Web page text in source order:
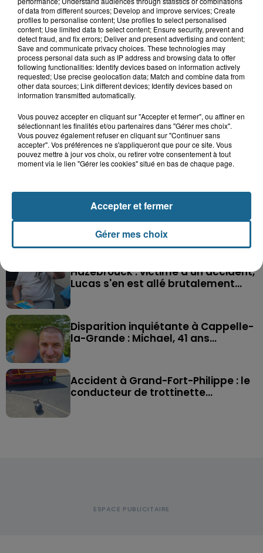
LE TOP DE L'ACTU
Saint-Omer : un enfant gravement brûlé
après l'explosion d'un jouet...
Hazebrouck : victime d'un accident,
Lucas s'en est allé brutalement...
Disparition inquiétante à Cappelle-
la-Grande : Michael, 41 ans...
Accident à Grand-Fort-Philippe : le
conducteur de trottinette...
of data from different sources; Develop and improve services; Create
profiles to personalise content; Use profiles to select personalised
content; Use limited data to select content; Ensure security, prevent and
detect fraud, and fix errors; Deliver and present advertising and content;
Save and communicate privacy choices. These technologies may
process personal data such as IP address and browsing data to offer
following functionalities: Identify devices based on information actively
requested; Use precise geolocation data; Match and combine data from
other data sources; Link different devices; Identify devices based on
information transmitted automatically.
Vous pouvez accepter en cliquant sur "Accepter et fermer", ou affiner en
sélectionnant les finalités et/ou partenaires dans "Gérer mes choix".
Vous pouvez également refuser en cliquant sur "Continuer sans
accepter". Vos préférences ne s'appliqueront que pour ce site. Vous
pouvez mettre à jour vos choix, ou retirer votre consentement à tout
moment via le lien "Gérer les cookies" situé en bas de chaque page.
Gérer mes choix
Accepter et fermer